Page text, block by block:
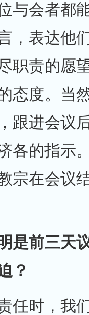
与会者都
，表达他
职责的愿
态度。当
跟进会议
各的指示
宗在会议
是前三天
？
任时，我